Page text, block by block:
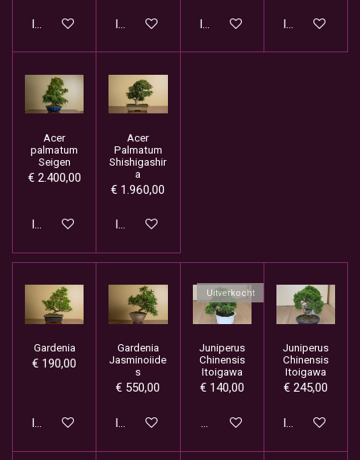
In winkelwagen In winkelwagen In winkelwagen In
Acer
palmatum
Seigen
€ 2.400,00
In winkelwagen
Acer
Palmatum
Shishigashir
a
€ 1.960,00
In winkelwagen
Gardenia
€ 190,00
In winkelwagen
Gardenia
Jasminoiide
s
€ 550,00
In winkelwagen
Uitverkocht
Juniperus
Chinensis
Itoigawa
€ 140,00
Houd mij op de hoogte
Juniperus
Chinensis
Itoigawa
€ 245,00
In